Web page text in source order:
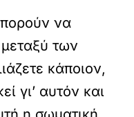
να
των
κάποιον,
γι’ αυτόν και